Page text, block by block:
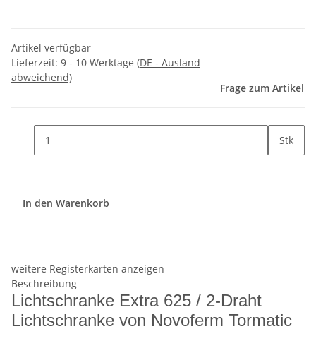
Artikel verfügbar
Lieferzeit: 9 - 10 Werktage (DE - Ausland
abweichend)
Frage zum Artikel
Stk
In den Warenkorb
weitere Registerkarten anzeigen
Beschreibung
Lichtschranke Extra 625 / 2-Draht
Lichtschranke von Novoferm Tormatic